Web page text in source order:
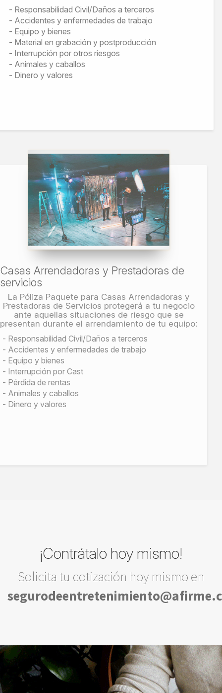
Responsabilidad Civil/Daños a terceros
Accidentes y enfermedades de trabajo
Equipo y bienes
Material en grabación y postproducción
Interrupción por otros riesgos
Animales y caballos
Dinero y valores
Casas Arrendadoras y Prestadoras de
servicios
La Póliza Paquete para Casas Arrendadoras y
Prestadoras de Servicios protegerá a tu negocio
ante aquellas situaciones de riesgo que se
presentan durante el arrendamiento de tu equipo:
Responsabilidad Civil/Daños a terceros
Accidentes y enfermedades de trabajo
Equipo y bienes
Interrupción por Cast
Pérdida de rentas
Animales y caballos
Dinero y valores
¡Contrátalo hoy mismo!
Solicita tu cotización hoy mismo en